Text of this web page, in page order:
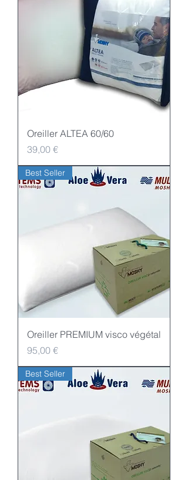
Oreiller ALTEA 60/60
Preis
39,00 €
Best Seller
Oreiller PREMIUM visco végétal
Preis
95,00 €
Best Seller